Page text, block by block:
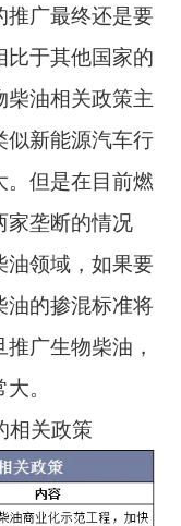
推广最终还是要
比于其他国家的
柴油相关政策主
似新能源汽车行
。但是在目前燃
家垄断的情况
油领域，如果要
油的掺混标准将
广生物柴油，
。
相关政策